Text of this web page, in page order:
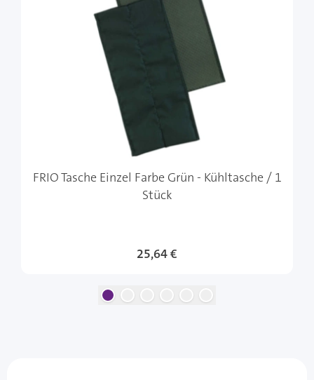
FRIO Tasche Einzel Farbe Grün - Kühltasche / 1
Stück
Sonderangebot
25,64 €